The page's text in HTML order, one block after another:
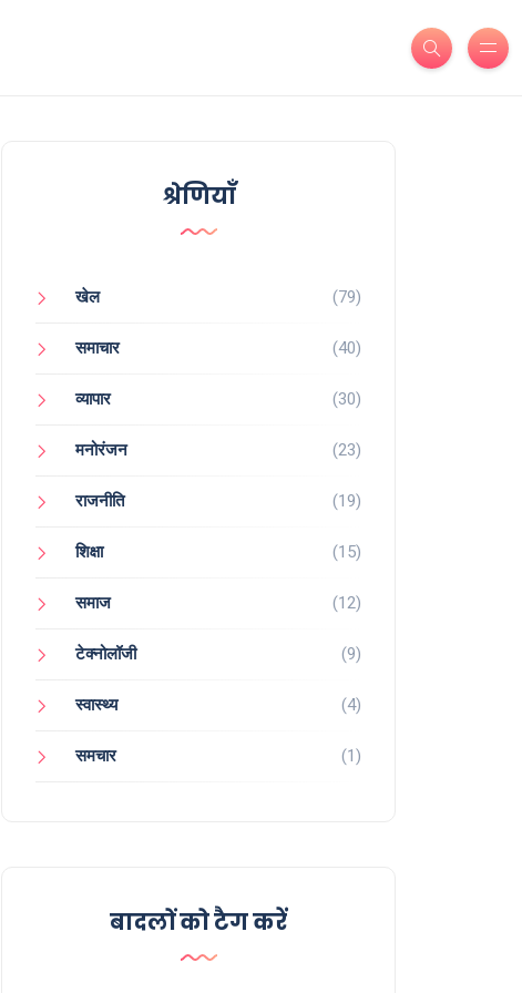
श्रेणियाँ
खेल (79)
समाचार (40)
व्यापार (30)
मनोरंजन (23)
राजनीति (19)
शिक्षा (15)
समाज (12)
टेक्नोलॉजी (9)
स्वास्थ्य (4)
समचार (1)
बादलों को टैग करें